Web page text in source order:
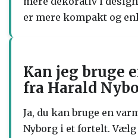
er mere kompakt og
Kan jeg bruge
fra Harald
Ja, du kan bruge en
Nyborg i et fortelt.